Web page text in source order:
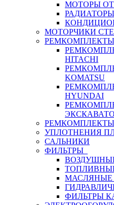
МОТОРЫ
МОТОРЧИКИ
HITACHI
KOMATSU
HYUNDAI
РЕМКОМПЛЕКТЫ
УПЛОТНЕНИЯ
САЛЬНИКИ
ФИЛЬТРЫ
МАСЛЯНЫЕ
ФИЛЬТРЫ